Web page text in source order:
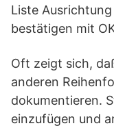
Liste
bestätigen mit
Oft zeigt sich,
anderen
dokumentieren.
einzufügen und